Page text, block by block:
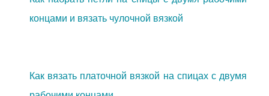
концами и вязать чулочной вязкой
Как вязать платочной вязкой на спицах с двумя